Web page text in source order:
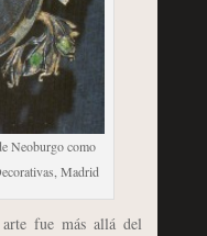
Neoburgo como
Madrid
fue más allá del